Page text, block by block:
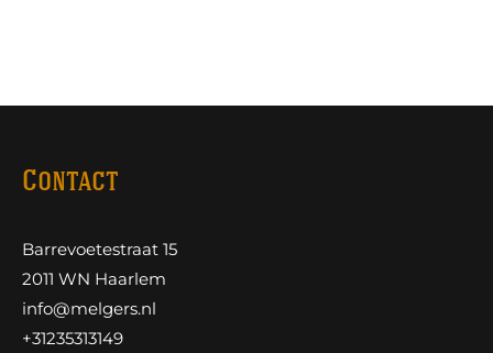
Contact
Barrevoetestraat 15
2011 WN Haarlem
info@melgers.nl
+31235313149